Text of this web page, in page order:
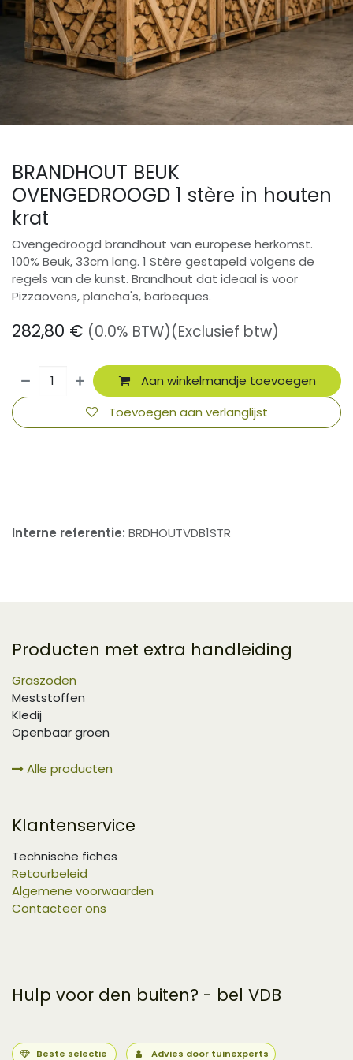
BRANDHOUT BEUK
OVENGEDROOGD 1 stère in houten
krat
Ovengedroogd brandhout van europese herkomst.
100% Beuk, 33cm lang. 1 Stère gestapeld volgens de
regels van de kunst. Brandhout dat ideaal is voor
Pizzaovens, plancha's, barbeques.
282,80 € (0.0% BTW)(Exclusief btw)
Aan winkelmandje toevoegen
Toevoegen aan verlanglijst
Interne referentie: BRDHOUTVDB1STR
Producten met extra handleiding
Graszoden
Meststoffen
Kledij
Openbaar groen
Alle producten
Klantenservice
Technische fiches
Retourbeleid
Algemene voorwaarden
Contacteer ons
Hulp voor den buiten? - bel VDB
Beste selectie Advies door tuinexperts